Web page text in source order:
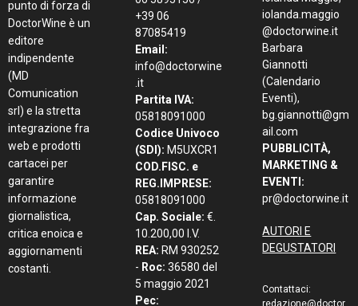
punto di forza di
DoctorWine è un
editore
indipendente
(MD
Comunication
srl) e la stretta
integrazione fra
web e prodotti
cartacei per
garantire
informazione
giornalistica,
critica enoica e
aggiornamenti
costanti.
+39 06
87085419
Email:
info@doctorwine
.it
Partita IVA:
05818091000
Codice Univoco
(SDI): M5UXCR1
COD.FISC. e
REG.IMPRESE:
05818091000
Cap. Sociale: €.
10.200,00 I.V.
REA: RM 930252
- Roc: 36580 del
5 maggio 2021
Pec:
iolanda.maggio
@doctorwine.it
Barbara
Giannotti
(Calendario
Eventi),
bg.giannotti@gm
ail.com
PUBBLICITÀ,
MARKETING &
EVENTI:
pr@doctorwine.it
AUTORI E
DEGUSTATORI
Contattaci:
redazione@doctor